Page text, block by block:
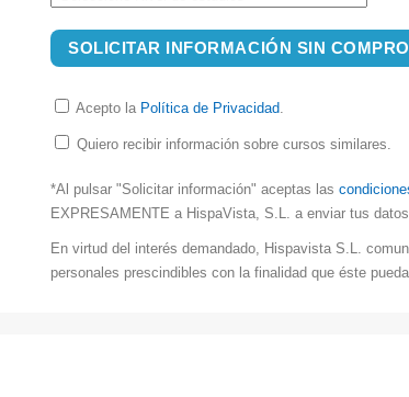
SOLICITAR INFORMACIÓN SIN
Acepto la Política de Privacidad.
Quiero recibir información sobre cursos similares.
*Al pulsar "Solicitar información" aceptas las
EXPRESAMENTE a HispaVista, S.L. a enviar tus
En virtud del interés demandado, Hispavista S.L.
personales prescindibles con la finalidad que éste